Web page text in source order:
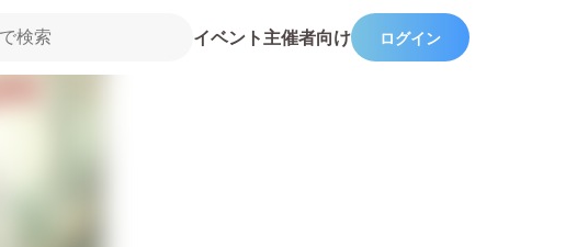
イベント主催者向け ログイン